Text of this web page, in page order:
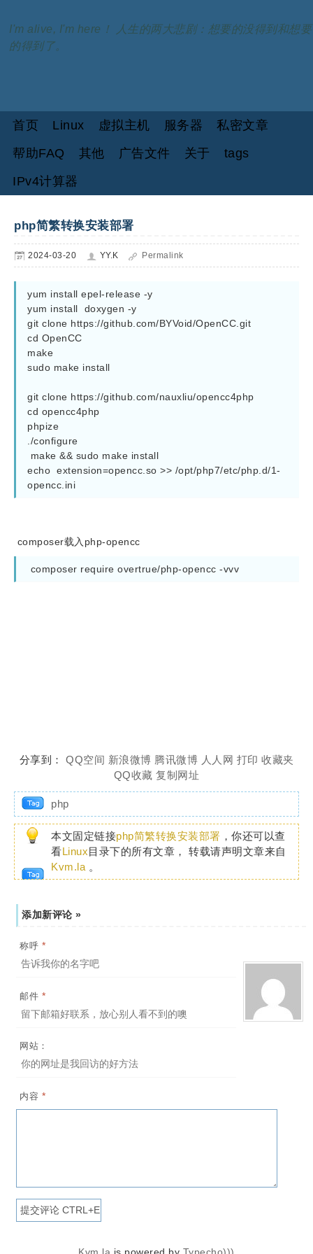
I'm alive, I'm here！ 人生的两大悲剧：想要的没得到和想要
的得到了。
首页 Linux 虚拟主机 服务器
私密文章
帮助FAQ
其他 广告文件 关于
tags
IPv4计算器
php简繁转换安装部署
2024-03-20 YY.K Permalink
yum install epel-release -y
yum install  doxygen -y
git clone https://github.com/BYVoid/OpenCC.git
cd OpenCC
make
sudo make install
git clone https://github.com/nauxliu/opencc4php
cd opencc4php
phpize
./configure
echo  extension=opencc.so >> /opt/php7/etc/php.d/1-
opencc.ini
composer载入php-opencc
composer require overtrue/php-opencc -vvv
分享到： QQ空间 新浪微博 腾讯微博 人人网 打印 收藏夹
QQ收藏 复制网址
php
本文固定链接php简繁转换安装部署 ，你还可以查
看Linux目录下的所有文章， 转载请声明文章来自
Kvm.la 。
添加新评论 »
称呼 *
邮件 *
网站：
内容 *